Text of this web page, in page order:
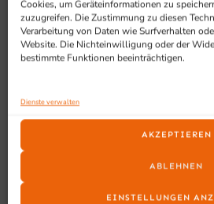
Cookies, um Geräteinformationen zu
zuzugreifen. Die Zustimmung zu diesen
Verarbeitung von Daten wie Surfverhalten
Website. Die Nichteinwilligung oder der
bestimmte Funktionen beeinträchtigen.
Dienste verwalten
AKZEPTIEREN
ABLEHNEN
EINSTELLUNGEN
Eingangsspannu
ng
5 VDC +/- 5 %
Hält
stand